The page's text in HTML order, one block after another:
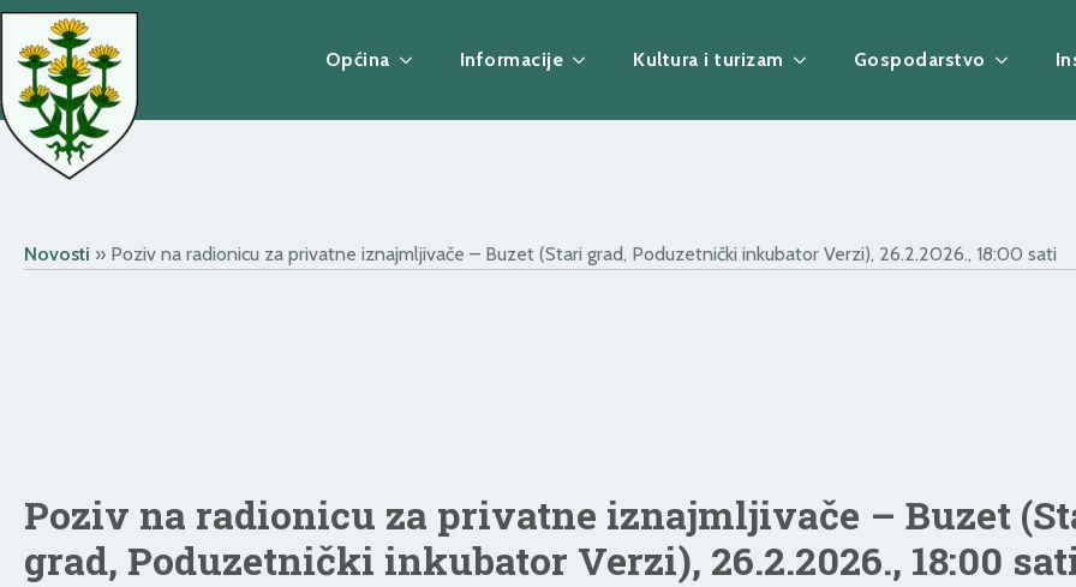
Općina Informacije Kultura i turizam Gospodarstvo
Novosti » Poziv na radionicu za privatne iznajmljivače – Buzet (Stari grad, Poduzetnički inkubator Verzi), 26.2.2026., 18:00 sati
Poziv na radionicu za privatne iznajmljivače – Buzet
grad, Poduzetnički inkubator Verzi), 26.2.2026., 18:00